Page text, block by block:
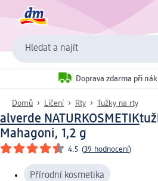
Hledat a najít
Doprava zdarma při
Domů Líčení Rty Tužky na rty
alverde NATURKOSMETIK
Mahagoni, 1,2 g
4.5 (39 hodnocení)
Přírodní kosmetika